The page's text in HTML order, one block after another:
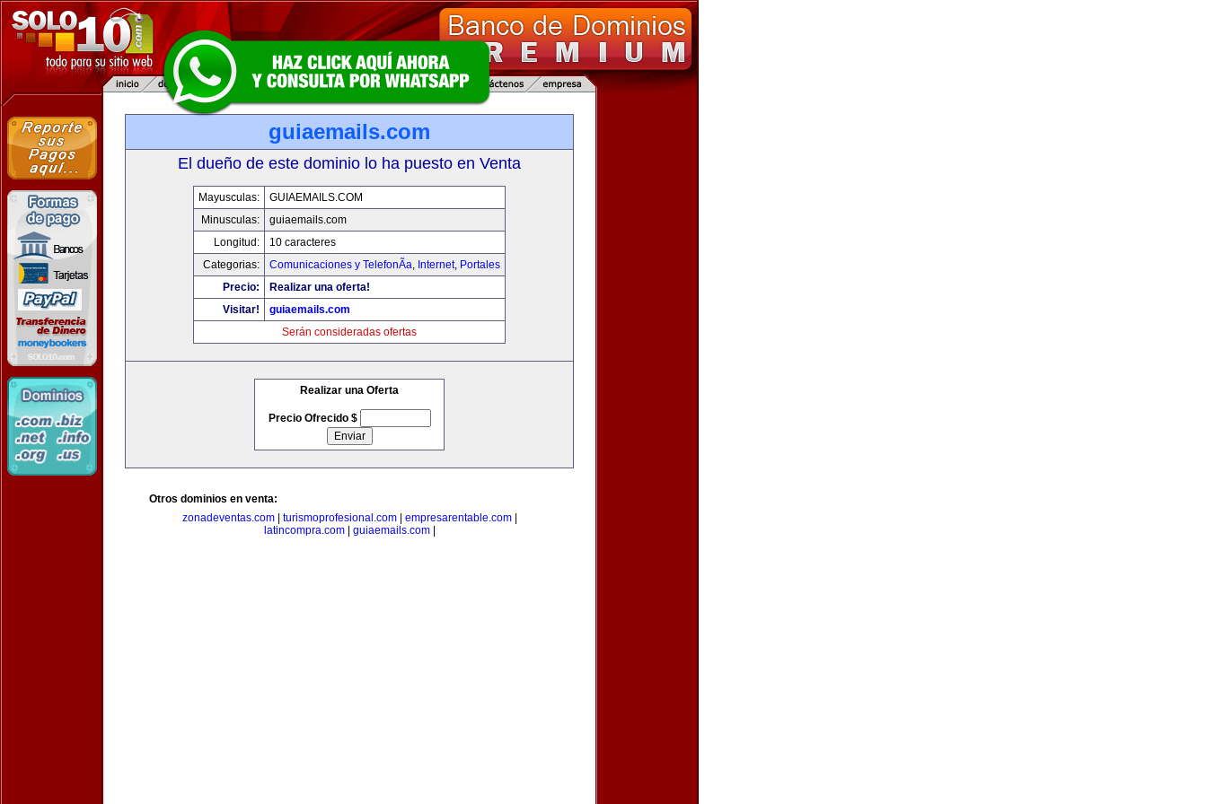
guiaemails.com
El dueño de este dominio lo ha puesto en Venta
Mayusculas:
GUIAEMAILS.COM
Minusculas:
guiaemails.com
Longitud:
10 caracteres
Categorias:
Comunicaciones y TelefonÃ­a, Internet, Portales
Precio:
Realizar una oferta!
Visitar!
guiaemails.com
Serán consideradas ofertas
Realizar una Oferta
Precio Ofrecido $
Otros dominios en venta:
zonadeventas.com| turismoprofesional.com| empresarentable.com|
latincompra.com| guiaemails.com|